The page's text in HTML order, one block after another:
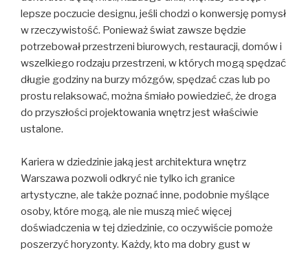
lepsze poczucie designu, jeśli chodzi o konwersję pomysł
w rzeczywistość. Ponieważ świat zawsze będzie
potrzebował przestrzeni biurowych, restauracji, domów i
wszelkiego rodzaju przestrzeni, w których mogą spędzać
długie godziny na burzy mózgów, spędzać czas lub po
prostu relaksować, można śmiało powiedzieć, że droga
do przyszłości projektowania wnętrz jest właściwie
ustalone.
Kariera w dziedzinie jaką jest architektura wnętrz
Warszawa pozwoli odkryć nie tylko ich granice
artystyczne, ale także poznać inne, podobnie myślące
osoby, które mogą, ale nie muszą mieć więcej
doświadczenia w tej dziedzinie, co oczywiście pomoże
poszerzyć horyzonty. Każdy, kto ma dobry gust w